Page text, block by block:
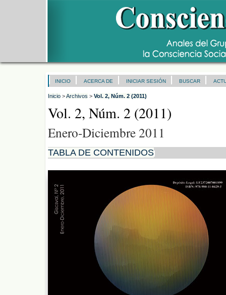
INICIO ACERCA DE INICIAR SESIÓN BUSCAR
Inicio >Archivos > Vol. 2, Núm. 2 (2011)
Vol. 2, Núm. 2 (2011)
Enero-Diciembre 2011
TABLA DE CONTENIDOS